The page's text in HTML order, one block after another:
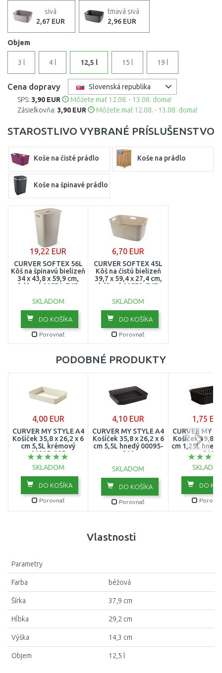
sivá
2,67 EUR
tmavá sivá
2,96 EUR
Objem
3 l 4 l 12,5 l 15 l 19 l
Cena dopravy
Slovenská republika
SPS: 3,90 EUR
Môžete mať 12.08. - 13.08. doma!
Zásielkovňa: 3,90 EUR Môžete mať 12.08. - 13.08. doma!
STAROSTLIVO VYBRANÉ PRÍSLUŠENSTVO
Koše na čisté prádlo Koše na prádlo
Koše na špinavé prádlo
19,22 EUR
CURVER SOFTEX 56L
Kôš na špinavú bielizeň
34 x 43,8 x 59,9 cm,
béžový 00571-Z67
SKLADOM
DO KOŠÍKA
Porovnať
6,70 EUR
CURVER SOFTEX 45L
Kôš na čistú bielizeň
39,7 x 59,4 x 27,4 cm,
béžový 00572-Z67
SKLADOM
DO KOŠÍKA
Porovnať
PODOBNÉ PRODUKTY
4,00 EUR
CURVER MY STYLE A4
Košíček 35,8 x 26,2 x 6
cm 5,5L krémový
00095-885
SKLADOM
DO KOŠÍKA
Porovnať
4,10 EUR
CURVER MY STYLE A4
Košíček 35,8 x 26,2 x 6
cm 5,5L hnedý 00095-
210
SKLADOM
DO KOŠÍKA
Porovnať
1,75
CURVER MY
Košíček 19,8 x
cm 1,25L
210
DO
Vlastnosti
Parametry
Farba béžová
Šírka 37,9 cm
Hĺbka 29,2 cm
Výška 14,3 cm
Objem 12,5 l